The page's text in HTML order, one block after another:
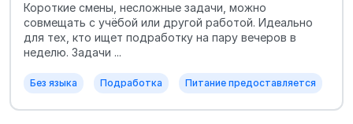
Короткие смены, несложные задачи, можно
совмещать с учёбой или другой работой. Идеально
для тех, кто ищет подработку на пару вечеров в
неделю. Задачи ...
Без языка Подработка Питание предоставляется